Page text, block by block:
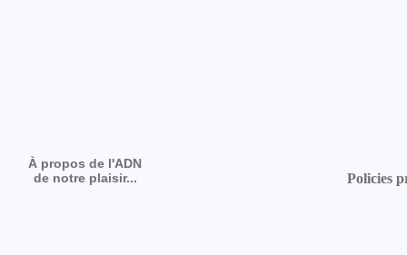
À propos de l'ADN
de notre plaisir...
Policies